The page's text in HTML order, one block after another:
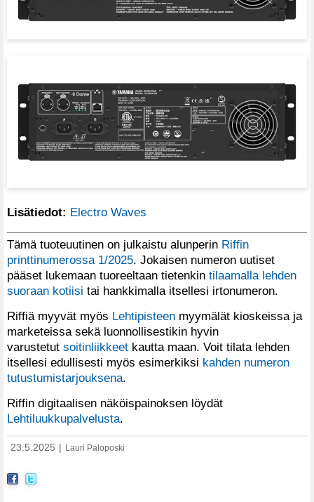
Lisätiedot: Electro Waves
Tämä tuoteuutinen on julkaistu alunperin Riffin
printtinumerossa 1/2025. Jokaisen numeron uutiset
pääset lukemaan tuoreeltaan tietenkin tilaamalla lehden
suoraan kotiisi tai hankkimalla itsellesi irtonumeron.
Riffiä myyvät myös Lehtipisteen myymälät kioskeissa ja
marketeissa sekä luonnollisestikin hyvin
varustetut soitinliikkeet kautta maan. Voit tilata lehden
itsellesi edullisesti myös esimerkiksi kahden numeron
tutustumistarjouksena.
Riffin digitaalisen näköispainoksen löydät
Lehtiluukkupalvelusta.
23.5.2025 Lauri Paloposki